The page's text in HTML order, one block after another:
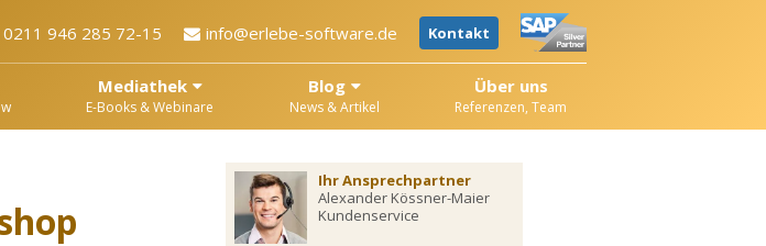
0211 946 285 72-15 info@erlebe-software.de Kontakt
Mediathek
E-Books & Webinare
Blog
News & Artikel
Über uns
Referenzen, Team
Ihr Ansprechpartner
Alexander Kössner-Maier
Kundenservice